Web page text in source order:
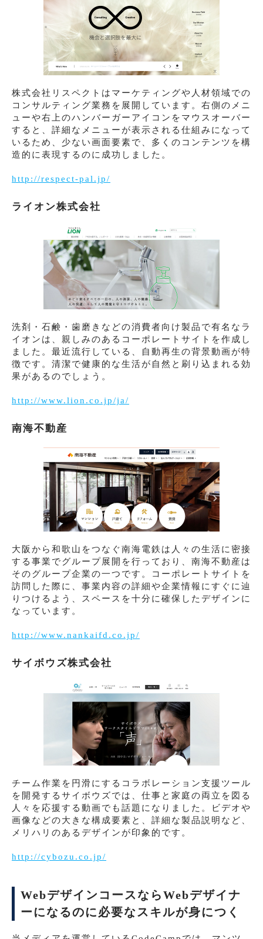
株式会社リスペクトはマーケティングや人材領域での
コンサルティング業務を展開しています。右側のメニ
ューや右上のハンバーガーアイコンをマウスオーバー
すると、詳細なメニューが表示される仕組みになって
いるため、少ない画面要素で、多くのコンテンツを構
造的に表現するのに成功しました。
http://respect-pal.jp/
ライオン株式会社
洗剤・石鹸・歯磨きなどの消費者向け製品で有名なラ
イオンは、親しみのあるコーポレートサイトを作成し
ました。最近流行している、自動再生の背景動画が特
徴です。清潔で健康的な生活が自然と刷り込まれる効
果があるのでしょう。
http://www.lion.co.jp/ja/
南海不動産
大阪から和歌山をつなぐ南海電鉄は人々の生活に密接
する事業でグループ展開を行っており、南海不動産は
そのグループ企業の一つです。コーポレートサイトを
訪問した際に、事業内容の詳細や企業情報にすぐに辿
りつけるよう、スペースを十分に確保したデザインに
なっています。
http://www.nankaifd.co.jp/
サイボウズ株式会社
チーム作業を円滑にするコラボレーション支援ツール
を開発するサイボウズでは、仕事と家庭の両立を図る
人々を応援する動画でも話題になりました。ビデオや
画像などの大きな構成要素と、詳細な製品説明など、
メリハリのあるデザインが印象的です。
http://cybozu.co.jp/
WebデザインコースならWebデザイナ
ーになるのに必要なスキルが身につく